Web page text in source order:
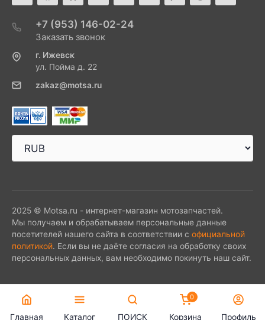
+7 (953) 146-02-24
Заказать звонок
г. Ижевск
ул. Пойма д. 22
zakaz@motsa.ru
2025 © Motsa.ru - интернет-магазин мотозапчастей.
Мы получаем и обрабатываем персональные данные
посетителей нашего сайта в соответствии с официальной
политикой. Если вы не даёте согласия на обработку своих
персональных данных, вам необходимо покинуть наш сайт.
Главная Каталог ПОИСК
0
Корзина Профиль